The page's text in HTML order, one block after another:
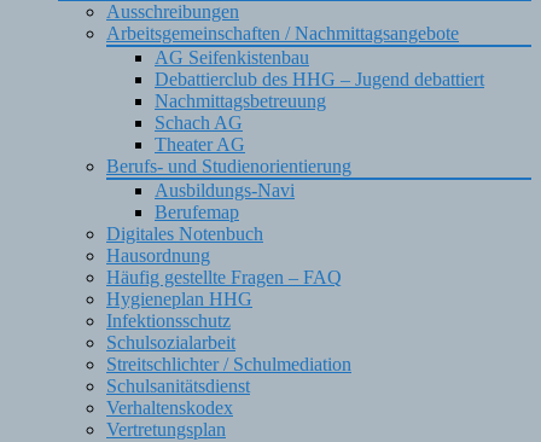
Ausschreibungen
Arbeitsgemeinschaften / Nachmittagsangebote
AG Seifenkistenbau
Debattierclub des HHG – Jugend debattiert
Nachmittagsbetreuung
Schach AG
Theater AG
Berufs- und Studienorientierung
Ausbildungs-Navi
Berufemap
Digitales Notenbuch
Hausordnung
Häufig gestellte Fragen – FAQ
Hygieneplan HHG
Infektionsschutz
Schulsozialarbeit
Streitschlichter / Schulmediation
Schulsanitätsdienst
Verhaltenskodex
Vertretungsplan